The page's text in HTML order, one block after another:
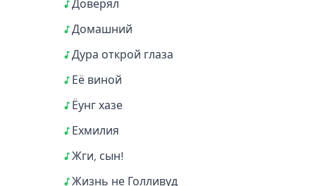
Доверял
Домашний
Дура открой глаза
Её виной
Ёунг хазе
Ехмилия
Жги, сын!
Жизнь не Голливуд